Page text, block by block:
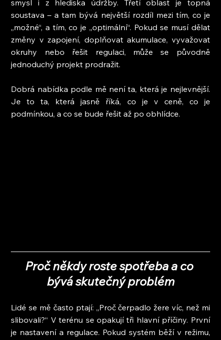
smysl i z hlediska údržby. Třetí oblast je topná
soustava – a tam bývá největší rozdíl mezi tím, co je
„možné“, a tím, co je „optimální“. Pokud se musí dělat
změny v zapojení, doplňovat akumulace, vyvažovat
okruhy nebo řešit regulaci, může se původně
jednoduchý projekt prodražit.
Dobrá nabídka podle mě není ta, která je nejlevnější.
Je to ta, která jasně říká, co je v ceně, co je
podmínkou, a co se bude řešit až po obhlídce.
Proč někdy roste spotřeba a co
bývá skutečný problém
Lidé se mě často ptají: „Proč čerpadlo žere víc, než mi
slibovali?“ V terénu se opakují tři hlavní příčiny. První
je nastavení a regulace. Pokud systém běží v režimu,